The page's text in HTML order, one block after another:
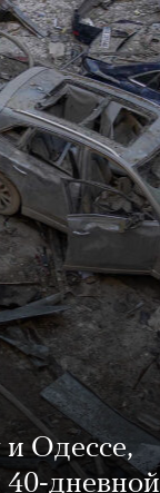
и Одессе,
40-дневной